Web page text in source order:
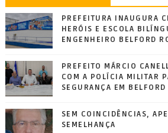
PREFEITURA INAUGURA
HERÓIS E ESCOLA
ENGENHEIRO BELFORD
PREFEITO MÁRCIO
COM A POLÍCIA MILITAR
SEGURANÇA EM BELFORD
SEM COINCIDÊNCIAS,
SEMELHANÇA